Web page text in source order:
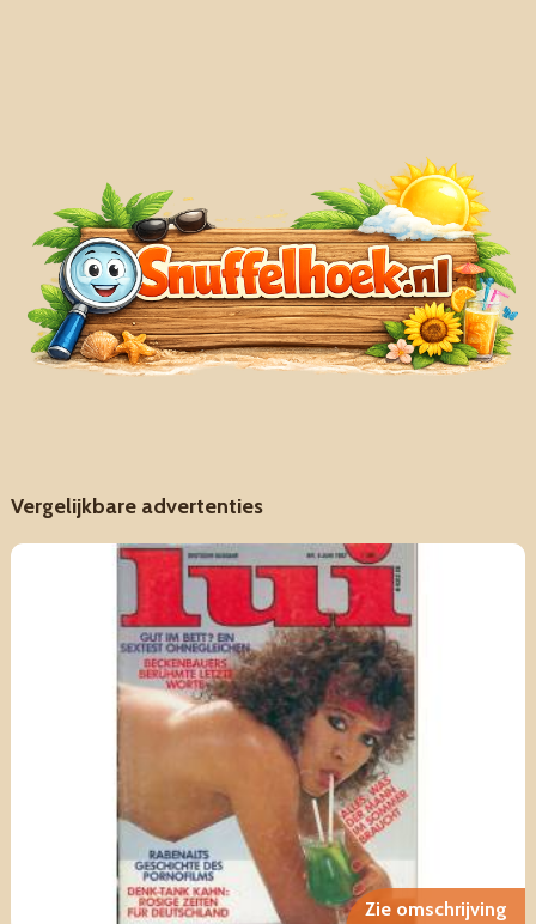
Vergelijkbare advertenties
Zie omschrijving